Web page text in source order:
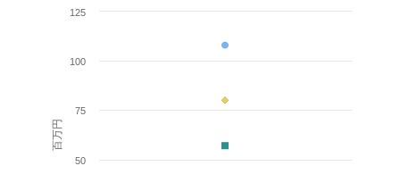
百万円
50
75
100
125